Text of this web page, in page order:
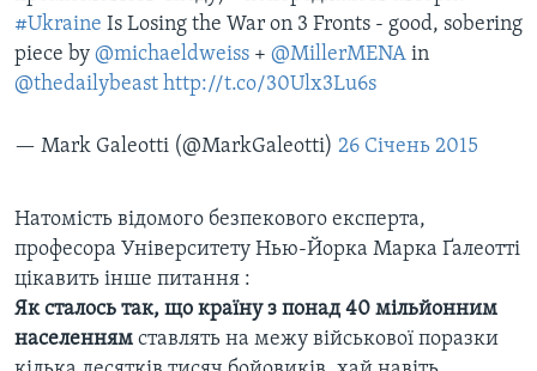
#Ukraine Is Losing the War on 3 Fronts - good, sobering
piece by @michaeldweiss + @MillerMENA in
@thedailybeast http://t.co/30Ulx3Lu6s
— Mark Galeotti (@MarkGaleotti) 26 Січень 2015
Натомість відомого безпекового експерта,
професора Університету Нью-Йорка Марка Ґалеотті
цікавить інше питання :
Як сталось так, що країну з понад 40 мільйонним
населенням ставлять на межу військової поразки